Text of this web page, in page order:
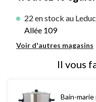
22 en stock au
Allée 109
Voir d'autres magasins
Il vous
Bain-